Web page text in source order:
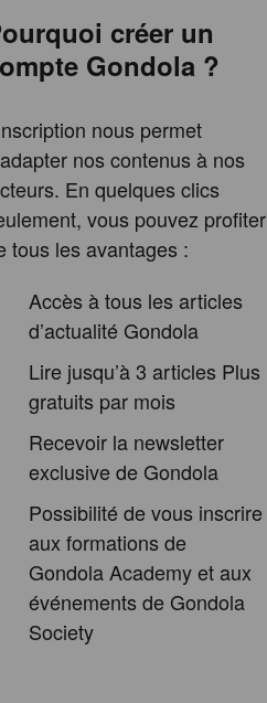
créer un
Gondola ?
nous permet
nos contenus à nos
En quelques clics
vous pouvez profiter
tous les avantages :
Accès à tous les articles
d’actualité Gondola
Lire jusqu’à 3 articles Plus
gratuits par mois
Recevoir la newsletter
exclusive de Gondola
Possibilité de vous inscrire
aux formations de
Gondola Academy et aux
événements de Gondola
Society